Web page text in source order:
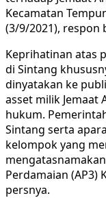
Kecamatan
(3/9/2021), respon
Keprihatinan atas
di Sintang
dinyatakan ke
asset milik Jemaat
hukum.
Sintang serta
kelompok yang
Perdamaian (AP3)
persnya.